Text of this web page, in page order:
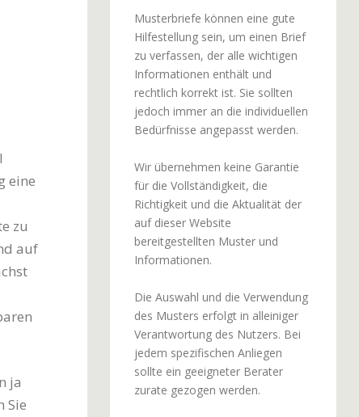
eine
zu
auf
ja
Sie
Musterbriefe können eine gute
Hilfestellung sein, um einen Brief
zu verfassen, der alle wichtigen
Informationen enthält und
rechtlich korrekt ist. Sie sollten
jedoch immer an die individuellen
Bedürfnisse angepasst werden.
Wir übernehmen keine Garantie
für die Vollständigkeit, die
Richtigkeit und die Aktualität der
auf dieser Website
bereitgestellten Muster und
Informationen.
Die Auswahl und die Verwendung
des Musters erfolgt in alleiniger
Verantwortung des Nutzers. Bei
jedem spezifischen Anliegen
sollte ein geeigneter Berater
zurate gezogen werden.